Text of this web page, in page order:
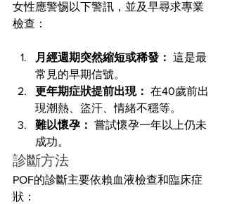
女性應警惕以下警訊，並及早尋求專業
檢查：
月經週期突然縮短或稀發： 這是最
常見的早期信號。
更年期症狀提前出現： 在40歲前出
現潮熱、盜汗、情緒不穩等。
難以懷孕： 嘗試懷孕一年以上仍未
成功。
診斷方法
POF的診斷主要依賴血液檢查和臨床症
狀：